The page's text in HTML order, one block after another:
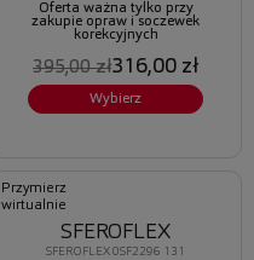
Oferta ważna tylko przy
zakupie opraw i soczewek
korekcyjnych
395,00 zł316,00 zł
Wybierz
Przymierz
wirtualnie
SFEROFLEX 0SF2296 131
SFEROFLEX